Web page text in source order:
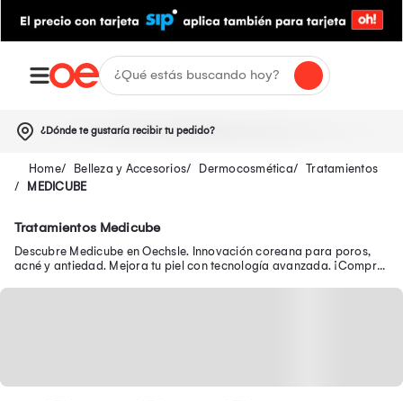
¿Dónde te gustaría recibir tu pedido?
Belleza y Accesorios Dermocosmética
Tratamientos
MEDICUBE
Tratamientos Medicube
Descubre Medicube en Oechsle. Innovación coreana para poros,
acné y antiedad. Mejora tu piel con tecnología avanzada. ¡Compra